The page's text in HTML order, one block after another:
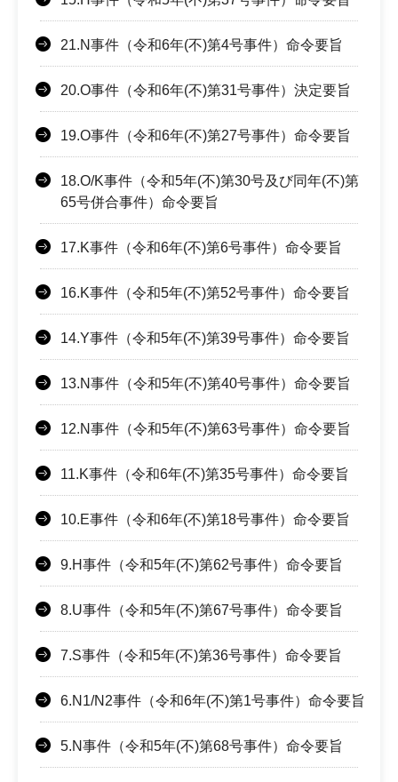
21.N事件（令和6年(不)第4号事件）命令要旨
20.O事件（令和6年(不)第31号事件）決定要旨
19.O事件（令和6年(不)第27号事件）命令要旨
18.O/K事件（令和5年(不)第30号及び同年(不)第
65号併合事件）命令要旨
17.K事件（令和6年(不)第6号事件）命令要旨
16.K事件（令和5年(不)第52号事件）命令要旨
14.Y事件（令和5年(不)第39号事件）命令要旨
13.N事件（令和5年(不)第40号事件）命令要旨
12.N事件（令和5年(不)第63号事件）命令要旨
11.K事件（令和6年(不)第35号事件）命令要旨
10.E事件（令和6年(不)第18号事件）命令要旨
9.H事件（令和5年(不)第62号事件）命令要旨
8.U事件（令和5年(不)第67号事件）命令要旨
7.S事件（令和5年(不)第36号事件）命令要旨
6.N1/N2事件（令和6年(不)第1号事件）命令要旨
5.N事件（令和5年(不)第68号事件）命令要旨